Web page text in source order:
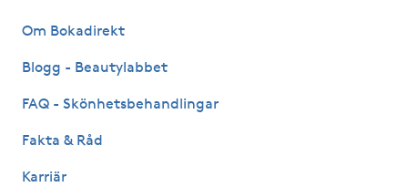
Klippning ungdom
Koppningsmassage
Om Bokadirekt
Blogg - Beautylabbet
FAQ - Skönhetsbehandlingar
Fakta & Råd
Karriär